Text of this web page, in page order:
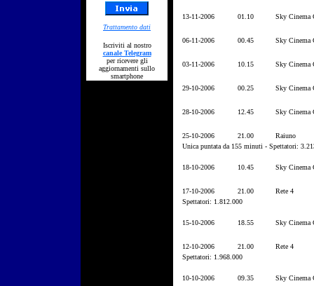
Trattamento dati
Iscriviti al nostro
canale Telegram
per ricevere gli
aggiornamenti sullo
smartphone
13-11-2006 01.10 Sky Cinema
06-11-2006 00.45 Sky Cinema
03-11-2006 10.15 Sky Cinema
29-10-2006 00.25 Sky Cinema
28-10-2006 12.45 Sky Cinema
25-10-2006 21.00
Raiuno
Unica puntata da 155 minuti - Spettatori:
18-10-2006 10.45 Sky Cinema
17-10-2006 21.00
Rete 4
Spettatori: 1.812.000
15-10-2006 18.55 Sky Cinema
12-10-2006 21.00
Rete 4
Spettatori: 1.968.000
10-10-2006 09.35 Sky Cinema